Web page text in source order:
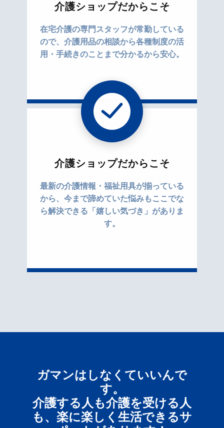
介護ショップだからこそ
在宅介護の専門スタッフが常勤している
ので、介護用品の相談から各種制度の活
用・手続きのことまで分かるから安心。
介護ショップだからこそ
最新の介護情報・福祉用具が揃っている
から、今まで諦めていた悩みもここでな
ら解決できる「嬉しい気づき」がありま
す。
ガマンはしなくていいんで
す。
介護する人も介護を受ける人
も、楽に楽しく生活できるサ